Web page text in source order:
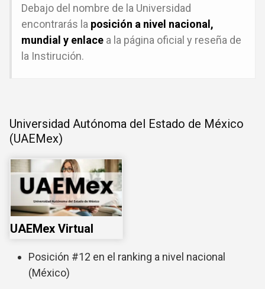
Debajo del nombre de la Universidad
encontrarás la posición a nivel nacional,
mundial y enlace a la página oficial y reseña de
la Instirución.
Universidad Autónoma del Estado de México
(UAEMex)
UAEMex Virtual
Posición #12 en el ranking a nivel nacional
(México)